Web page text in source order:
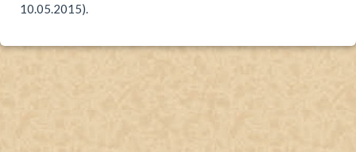
10.05.2015).